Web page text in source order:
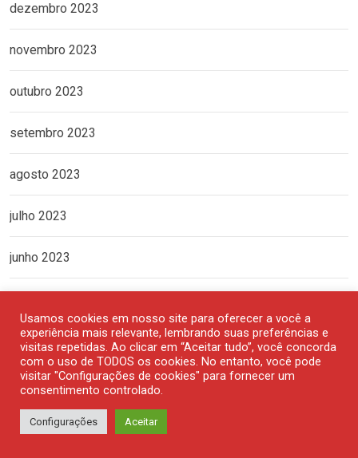
dezembro 2023
novembro 2023
outubro 2023
setembro 2023
agosto 2023
julho 2023
junho 2023
abril 2023
março 2023
fevereiro 2023
Usamos cookies em nosso site para oferecer a você a
experiência mais relevante, lembrando suas preferências e
visitas repetidas. Ao clicar em “Aceitar tudo”, você concorda
com o uso de TODOS os cookies. No entanto, você pode
visitar "Configurações de cookies" para fornecer um
consentimento controlado.
Configurações Aceitar